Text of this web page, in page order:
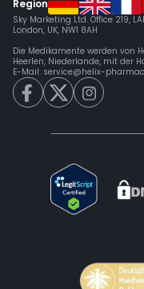
Region
Sky Marketing Ltd. Office 219,
London, UK, NW1 8AH
Die Medikamente werden von
Heerlen, Niederlande, mit der
E-Mail: service@helix-